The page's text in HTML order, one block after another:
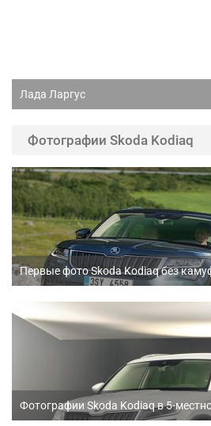
Лада Ларгус
Фотографии Skoda Kodiaq
Первые фото Skoda Kodiaq без
Фотографии Skoda Kodiaq в 5-